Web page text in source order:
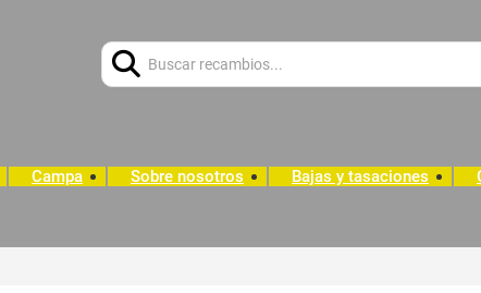
Campa Sobre nosotros Bajas y tasaciones